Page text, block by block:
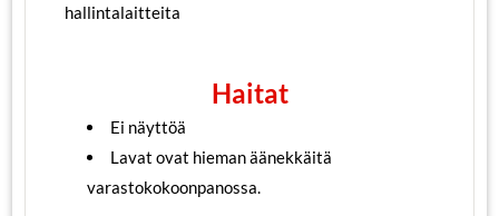
hallintalaitteita
Haitat
Ei näyttöä
Lavat ovat hieman äänekkäitä
varastokokoonpanossa.